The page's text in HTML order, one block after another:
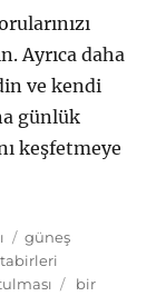
Ayrıca daha
ve kendi
günlük
keşfetmeye
Etiketler
güneş
rüyada
bir